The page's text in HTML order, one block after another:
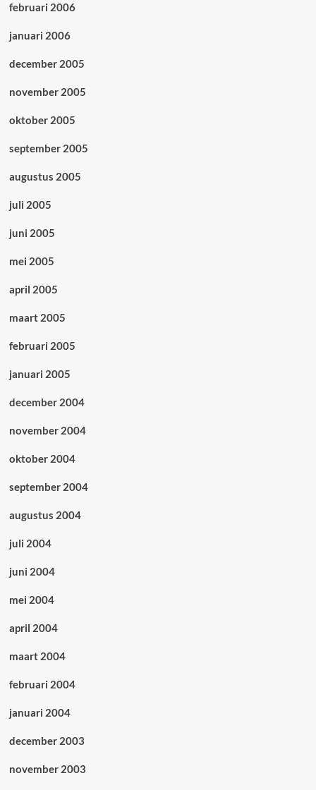
februari 2006
januari 2006
december 2005
november 2005
oktober 2005
september 2005
augustus 2005
juli 2005
juni 2005
mei 2005
april 2005
maart 2005
februari 2005
januari 2005
december 2004
november 2004
oktober 2004
september 2004
augustus 2004
juli 2004
juni 2004
mei 2004
april 2004
maart 2004
februari 2004
januari 2004
december 2003
november 2003